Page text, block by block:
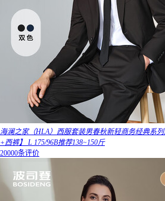
海澜之家（HLA）西服套装男春秋新轻商务经典系
+西裤】 L 175/96B推荐138~150斤
20000条评价